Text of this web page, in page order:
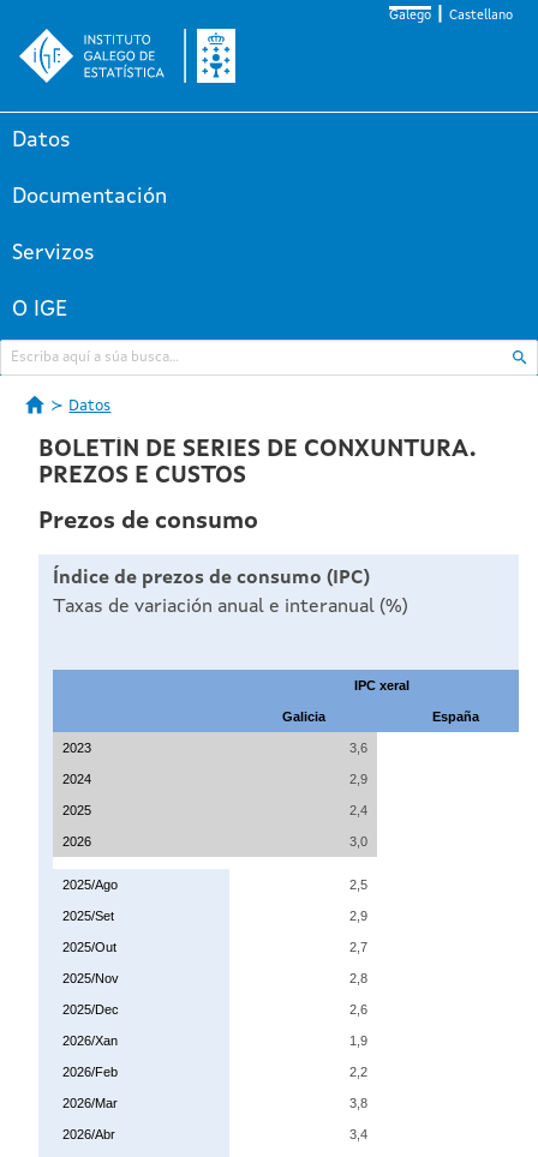
Galego Castellano
Datos
Documentación
Servizos
O IGE
Datos
BOLETÍN DE SERIES DE CONXUNTURA.
PREZOS E CUSTOS
Prezos de consumo
Índice de prezos de consumo (IPC)
Taxas de variación anual e interanual (%)
IPC xeral
Galicia España
2023 3,6
2024 2,9
2025 2,4
2026 3,0
2025/Ago 2,5
2025/Set 2,9
2025/Out 2,7
2025/Nov 2,8
2025/Dec 2,6
2026/Xan 1,9
2026/Feb 2,2
2026/Mar 3,8
2026/Abr 3,4